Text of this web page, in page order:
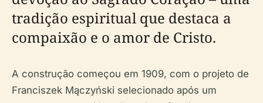
tradição espiritual que destaca a
compaixão e o amor de Cristo.
A construção começou em 1909, com o projeto de
Franciszek Mączyński selecionado após um